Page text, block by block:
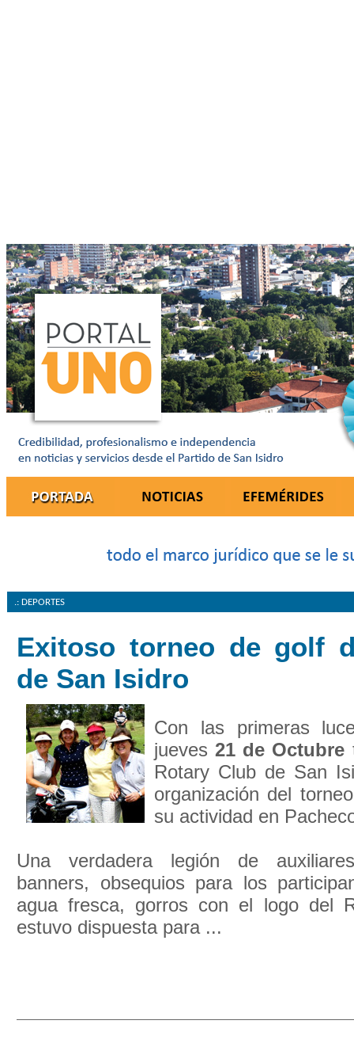
.: DEPORTES
Exitoso torneo de golf
de San Isidro
Con las primeras
jueves21 de Octubre
Rotary Club de San
organización del
su actividad en
Una verdadera legión de
banners, obsequios para los
agua fresca, gorros con el logo del
estuvo dispuesta para ...